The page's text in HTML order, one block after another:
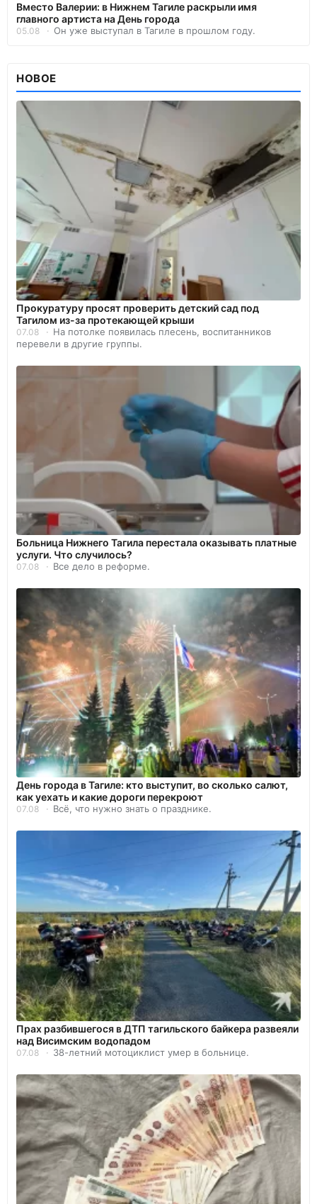
Вместо Валерии: в Нижнем Тагиле раскрыли имя
главного артиста на День города
05.08 Он уже выступал в Тагиле в прошлом году.
НОВОЕ
Прокуратуру просят проверить детский сад под
Тагилом из-за протекающей крыши
07.08
На потолке появилась плесень, воспитанников
перевели в другие группы.
Больница Нижнего Тагила перестала оказывать платные
услуги. Что случилось?
07.08 Все дело в реформе.
День города в Тагиле: кто выступит, во сколько салют,
как уехать и какие дороги перекроют
07.08 Всё, что нужно знать о празднике.
Прах разбившегося в ДТП тагильского байкера развеяли
над Висимским водопадом
07.08 38-летний мотоциклист умер в больнице.